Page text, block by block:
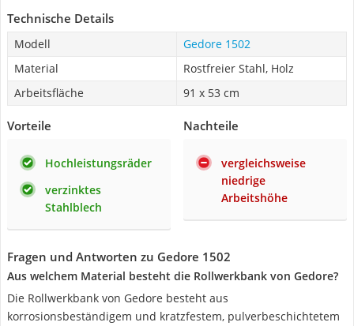
Technische Details
Modell
Gedore 1502
Material
Rostfreier Stahl, Holz
Arbeitsfläche
91 x 53 cm
Vorteile
Hochleistungsräder
verzinktes
Stahlblech
Nachteile
vergleichsweise
niedrige
Arbeitshöhe
Fragen und Antworten zu Gedore 1502
Aus welchem Material besteht die Rollwerkbank von Gedore?
Die Rollwerkbank von Gedore besteht aus
korrosionsbeständigem und kratzfestem, pulverbeschichtetem